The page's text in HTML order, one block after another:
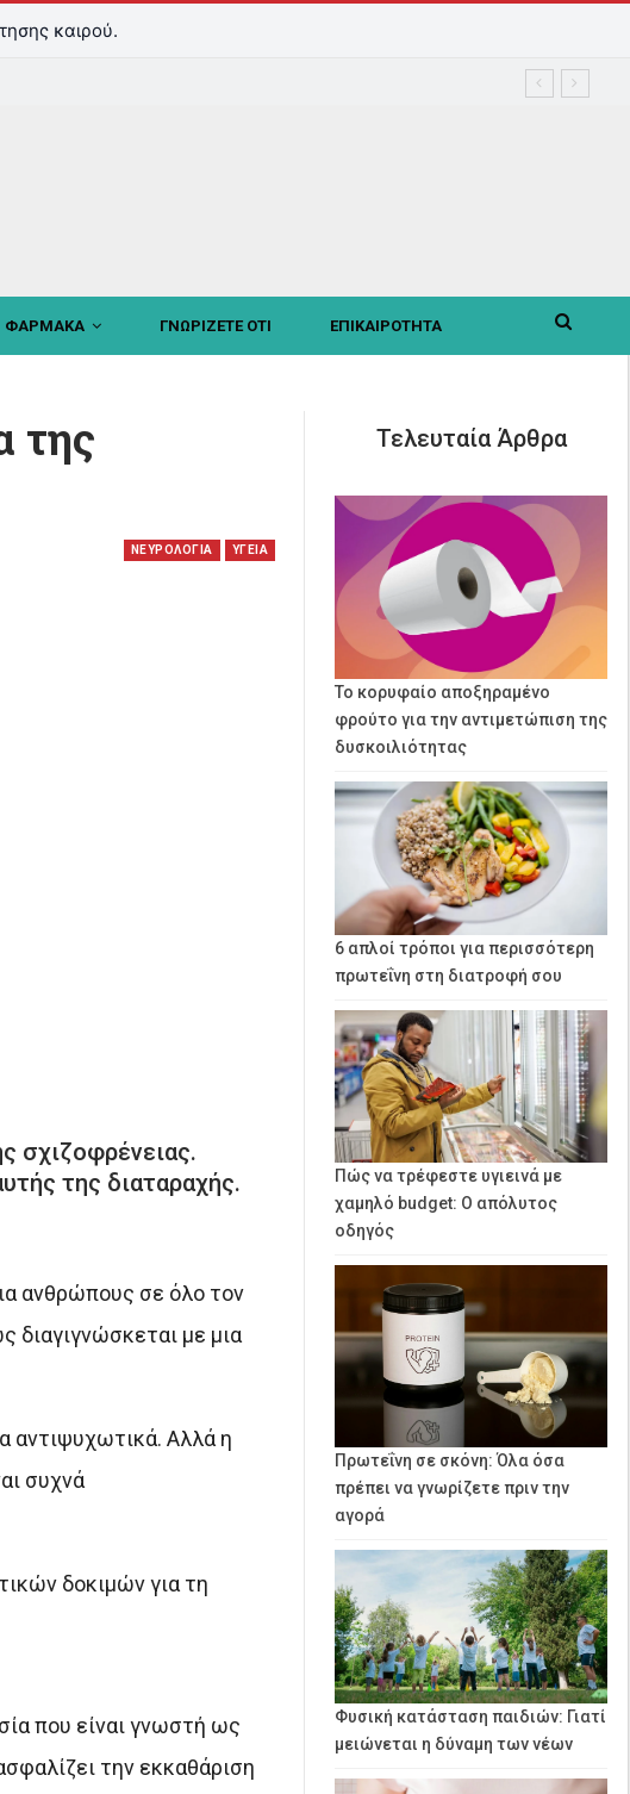
καιρού.
ΦΑΡΜΑΚΑ ΓΝΩΡΙΖΕΤΕ ΟΤΙ ΕΠΙΚΑΙΡΟΤΗΤΑ
της
ΝΕΥΡΟΛΟΓΙΑ ΥΓΕΙΑ
σχιζοφρένειας.
της διαταραχής.
ανθρώπους σε όλο τον
διαγιγνώσκεται με μια
αντιψυχωτικά. Αλλά η
συχνά
δοκιμών για τη
που είναι γνωστή ως
την εκκαθάριση
Τελευταία Άρθρα
Το κορυφαίο αποξηραμένο
φρούτο για την αντιμετώπιση της
δυσκοιλιότητας
6 απλοί τρόποι για περισσότερη
πρωτεΐνη στη διατροφή σου
Πώς να τρέφεστε υγιεινά με
χαμηλό budget: Ο απόλυτος
οδηγός
Πρωτεΐνη σε σκόνη: Όλα όσα
πρέπει να γνωρίζετε πριν την
αγορά
Φυσική κατάσταση παιδιών: Γιατί
μειώνεται η δύναμη των νέων